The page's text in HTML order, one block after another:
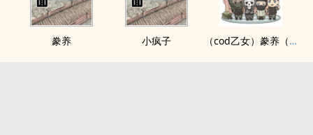
豢养 小疯子 （cod乙女）豢养（nph）